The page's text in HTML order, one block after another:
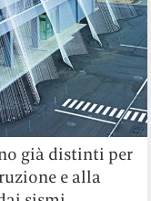
già distinti per
e alla